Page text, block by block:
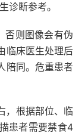
诊断参考。
否则图像会有伪
临床医生处理后
陪同。危重患者
，根据部位、临
患者需要禁食4